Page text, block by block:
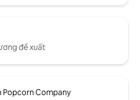
đề xuất
Company